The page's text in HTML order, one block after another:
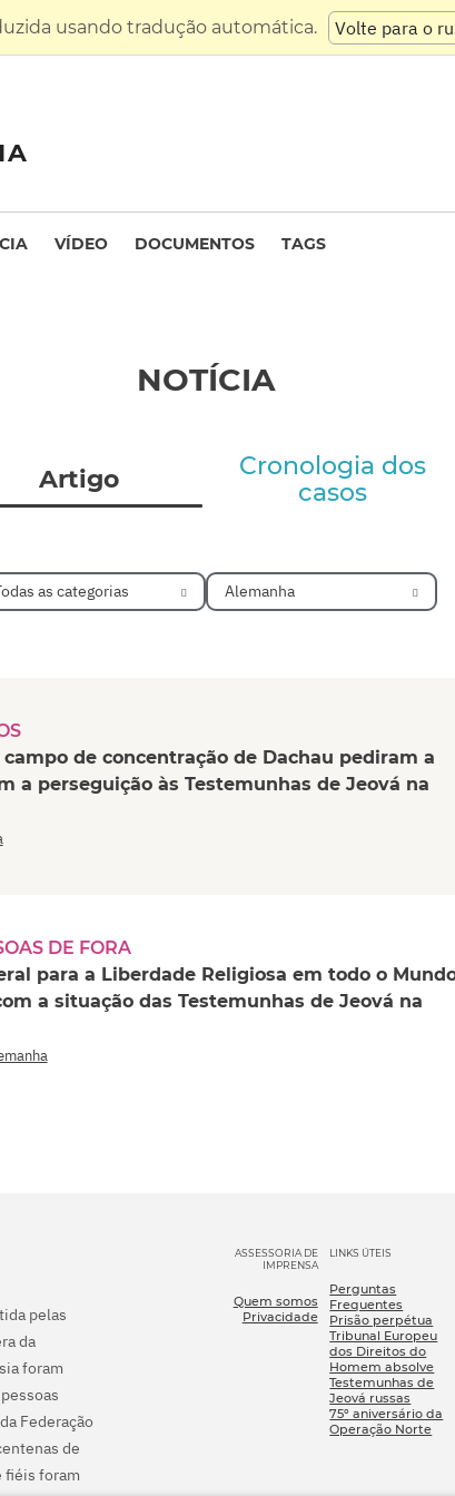
usando tradução automática. Volte para o
VÍDEO DOCUMENTOS TAGS
NOTÍCIA
Artigo
Cronologia dos
casos
as categorias Alemanha
de concentração de Dachau pediram a
a perseguição às Testemunhas de Jeová na
DE FORA
para a Liberdade Religiosa em todo o
a situação das Testemunhas de Jeová na
pelas
da
foram
Federação
de
fiéis foram
ASSESSORIA DE
IMPRENSA
Quem somos
Privacidade
LINKS ÚTEIS
Perguntas
Frequentes
Prisão perpétua
Tribunal Europeu
dos Direitos do
Homem absolve
Testemunhas de
Jeová russas
75º aniversário da
Operação Norte